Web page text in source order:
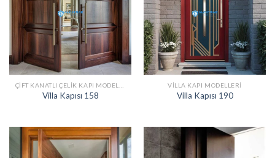
Villa Kapısı 158
VILLA KAPI MODELLERI
Villa Kapısı 190